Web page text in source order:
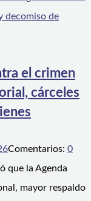
el crimen
cárceles
Comentarios: 0
que la Agenda
mayor respaldo